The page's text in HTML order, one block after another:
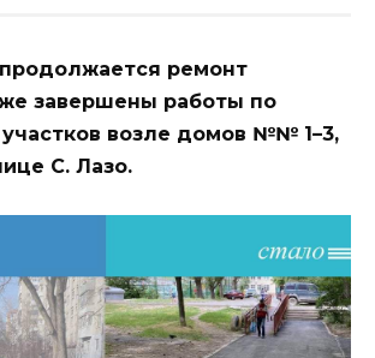
ремонт
завершены работы по
возле домов №№ 1–3,
С. Лазо.